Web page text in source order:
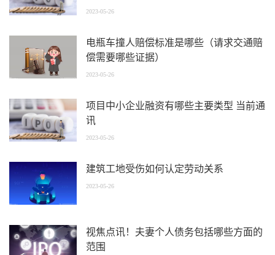
2023-05-26
电瓶车撞人赔偿标准是哪些（请求交通赔
偿需要哪些证据）
2023-05-26
项目中小企业融资有哪些主要类型 当前通
讯
2023-05-26
建筑工地受伤如何认定劳动关系
2023-05-26
视焦点讯！夫妻个人债务包括哪些方面的
范围